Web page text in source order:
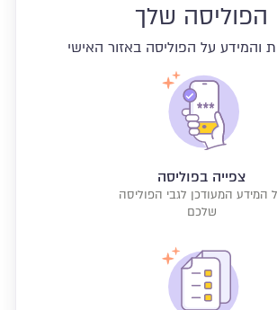
הפוליסה שלך
והמידע על הפוליסה באזור האישי
צפייה בפוליסה
המידע המעודכן לגבי הפוליסה
שלכם